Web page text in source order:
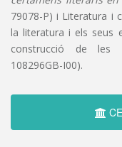
79078-P) i Literatura i
la literatura i els seus
construcció de les
108296GB-I00).